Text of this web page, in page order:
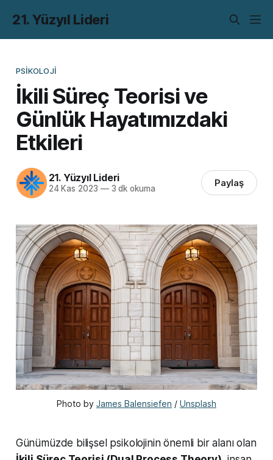
21. Yüzyıl Lideri
PSIKOLOJI
İkili Süreç Teorisi ve
Günlük Hayatımızdaki
Etkileri
21. Yüzyıl Lideri
24 Kas 2023 —3 dk okuma Paylaş
Photo by James Balensiefen / Unsplash
Günümüzde bilişsel psikolojinin önemli bir alanı olan